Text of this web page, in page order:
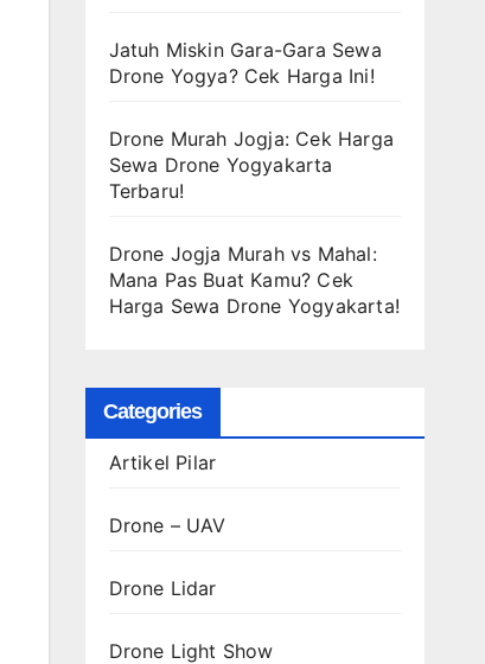
Jatuh Miskin Gara-Gara Sewa
Drone Yogya? Cek Harga Ini!
Drone Murah Jogja: Cek Harga
Sewa Drone Yogyakarta
Terbaru!
Drone Jogja Murah vs Mahal:
Mana Pas Buat Kamu? Cek
Harga Sewa Drone Yogyakarta!
Categories
Artikel Pilar
Drone – UAV
Drone Lidar
Drone Light Show